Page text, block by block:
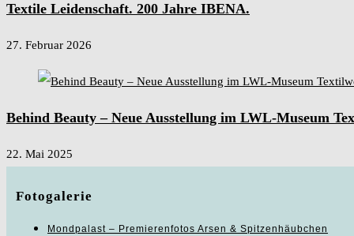
Textile Leidenschaft. 200 Jahre IBENA.
27. Februar 2026
Behind Beauty – Neue Ausstellung im LWL-Museum
22. Mai 2025
Fotogalerie
Mondpalast – Premierenfotos Arsen & Spitzenhäubchen